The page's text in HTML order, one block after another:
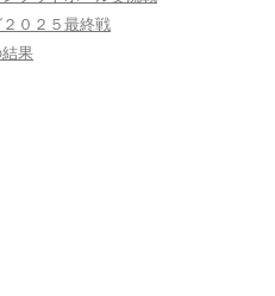
０２５最終戦
果